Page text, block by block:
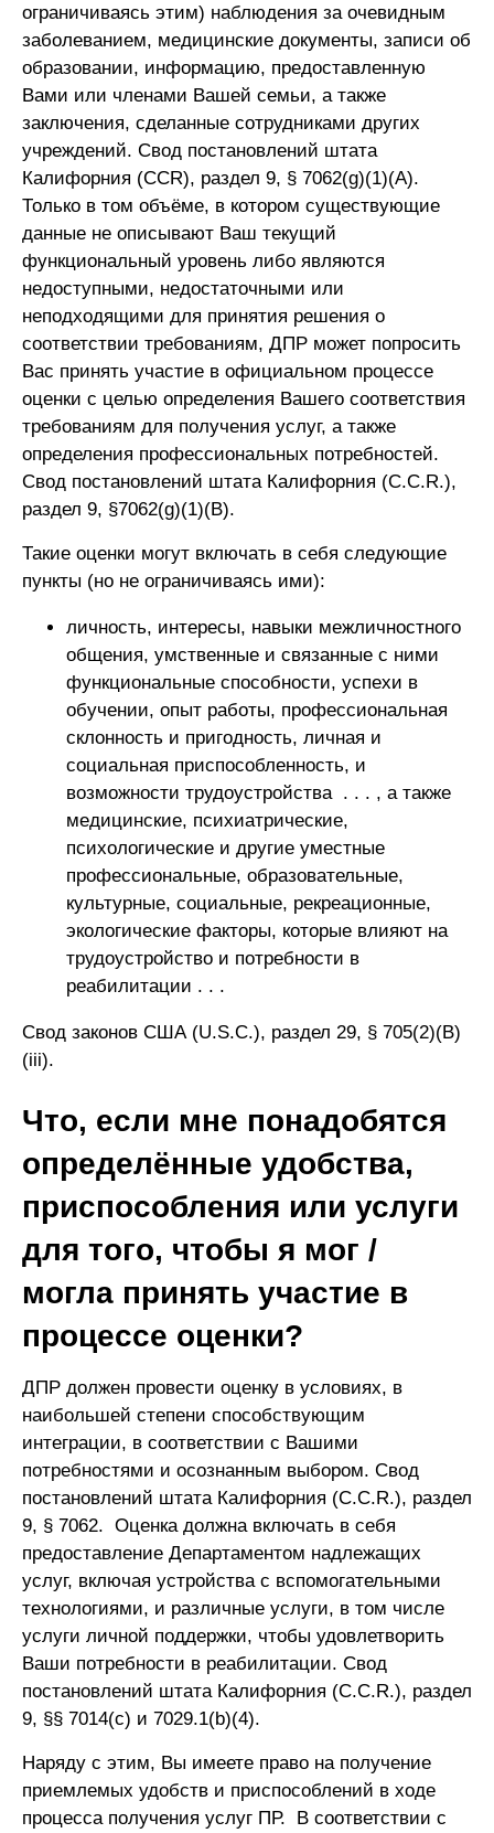
ограничиваясь этим) наблюдения за очевидным
заболеванием, медицинские документы, записи об
образовании, информацию, предоставленную
Вами или членами Вашей семьи, а также
заключения, сделанные сотрудниками других
учреждений. Свод постановлений штата
Калифорния (CCR), раздел 9, § 7062(g)(1)(A).
Только в том объёме, в котором существующие
данные не описывают Ваш текущий
функциональный уровень либо являются
недоступными, недостаточными или
неподходящими для принятия решения о
соответствии требованиям, ДПР может попросить
Вас принять участие в официальном процессе
оценки с целью определения Вашего соответствия
требованиям для получения услуг, а также
определения профессиональных потребностей.
Свод постановлений штата Калифорния (C.C.R.),
раздел 9, §7062(g)(1)(B).
Такие оценки могут включать в себя следующие
пункты (но не ограничиваясь ими):
личность, интересы, навыки межличностного
общения, умственные и связанные с ними
функциональные способности, успехи в
обучении, опыт работы, профессиональная
склонность и пригодность, личная и
социальная приспособленность, и
возможности трудоустройства . . . , а также
медицинские, психиатрические,
психологические и другие уместные
профессиональные, образовательные,
культурные, социальные, рекреационные,
экологические факторы, которые влияют на
трудоустройство и потребности в
реабилитации . . .
Свод законов США (U.S.C.), раздел 29, § 705(2)(B)
(iii).
Что, если мне понадобятся
определённые удобства,
приспособления или услуги
для того, чтобы я мог /
могла принять участие в
процессе оценки?
ДПР должен провести оценку в условиях, в
наибольшей степени способствующим
интеграции, в соответствии с Вашими
потребностями и осознанным выбором. Свод
постановлений штата Калифорния (C.C.R.), раздел
9, § 7062. Оценка должна включать в себя
предоставление Департаментом надлежащих
услуг, включая устройства с вспомогательными
технологиями, и различные услуги, в том числе
услуги личной поддержки, чтобы удовлетворить
Ваши потребности в реабилитации. Свод
постановлений штата Калифорния (C.C.R.), раздел
9, §§ 7014(c) и 7029.1(b)(4).
Наряду с этим, Вы имеете право на получение
приемлемых удобств и приспособлений в ходе
процесса получения услуг ПР. В соответствии с